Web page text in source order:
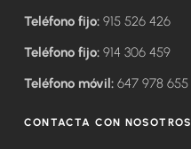
Teléfono fijo: 915 526 426
Teléfono fijo: 914 306 459
Teléfono móvil: 647 978 655
CONTACTA CON NOSOTROS